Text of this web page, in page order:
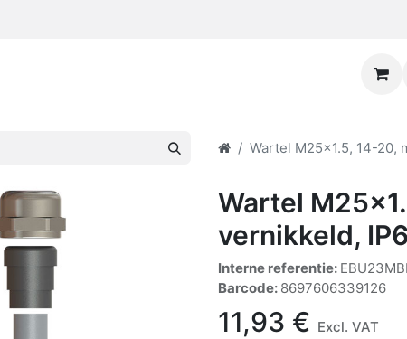
Wartel M25x1.5, 14-20,
Wartel
vernikkeld,
Interne referentie:
Barcode: 8697606339126
11,93 € Excl. VAT